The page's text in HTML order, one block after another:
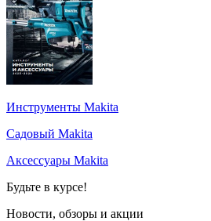
Инструменты Makita
Садовый Makita
Аксессуары Makita
Будьте в курсе!
Новости, обзоры и акции